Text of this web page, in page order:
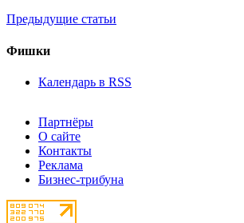
Предыдущие статьи
Фишки
Календарь в RSS
Партнёры
О сайте
Контакты
Реклама
Бизнес-трибуна